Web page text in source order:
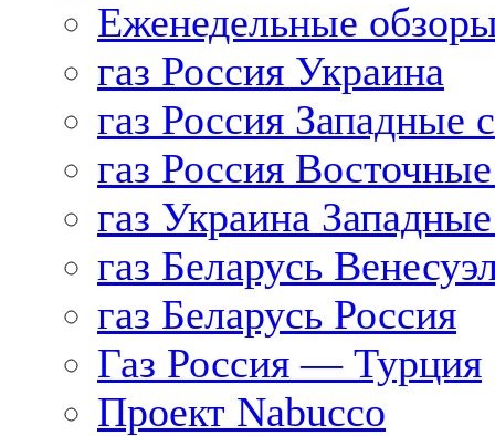
Еженедельные
газ Россия Украина
газ Россия Западные
газ Россия
газ Украина
газ Беларусь
газ Беларусь Россия
Газ Россия — Турция
Проект Nabucco